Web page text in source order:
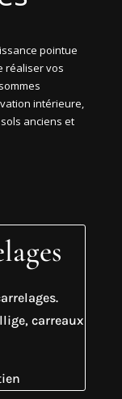
pointue
réaliser vos
intérieure,
anciens et
carreaux